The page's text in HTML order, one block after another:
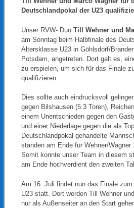
Deutschlandpokal der U23
Unser RVW- Duo Till Wehner und
am Sonntag beim Halbfinale des
Altersklasse U23 in Göhlsdorf/
Potsdam, angetreten. Dort galt es,
zu erspielen, um sich für das Finale
qualifizieren.
Dies sollte auch eindrucksvoll
gegen Bilshausen (5:3 Toren),
einem Unentschieden gegen den
und einer Niederlage gegen die als
Deutschlandpokal gehandelte
standen am Ende für Wehner/
Somit konnte unser Team in diesem
am Ende hochverdient den zweiten
Am 16. Juli findet nun das Finale
U23 statt. Dort werden Till Wehner
nur als Außenseiter an den Start